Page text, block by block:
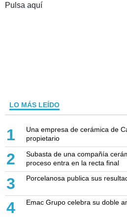
Pulsa aquí
LO MÁS LEÍDO
1
Una empresa de cerámica de
propietario
2
Subasta de una compañía
proceso entra en la recta final
3 Porcelanosa publica sus
4 Emac Grupo celebra su doble